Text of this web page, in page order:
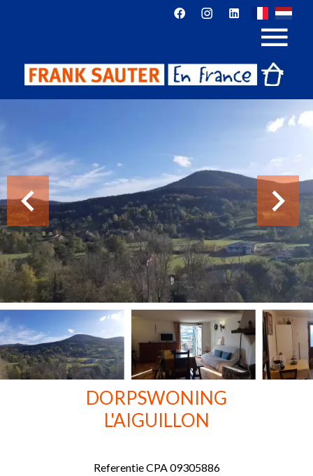
DORPSWONING
L'AIGUILLON
ReferentieCPA 09305886